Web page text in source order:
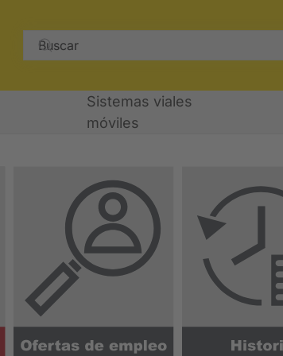
Sistemas viales
móviles